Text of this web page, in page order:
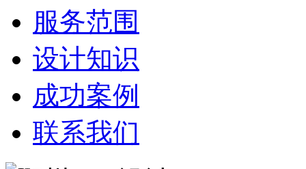
服务范围
设计知识
成功案例
联系我们